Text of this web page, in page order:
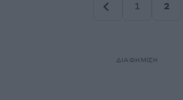
1
2
ΔΙΑΦΗΜΙΣΗ